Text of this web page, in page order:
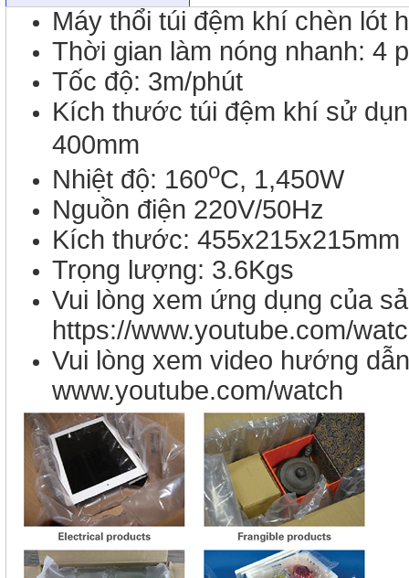
Máy thổi túi đệm khí chèn lót
Thời gian làm nóng nhanh: 4
Tốc độ: 3m/phút
Kích thước túi đệm khí sử
400mm
Nhiệt độ: 160oC, 1,450W
Nguồn điện 220V/50Hz
Kích thước: 455x215x215mm
Trọng lượng: 3.6Kgs
Vui lòng xem ứng dụng của
https://www.youtube.com/
Vui lòng xem video hướng
www.youtube.com/watch